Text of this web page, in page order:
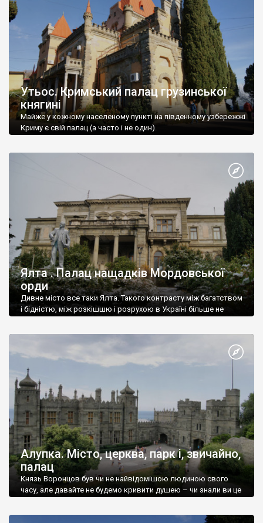
Утьос. Кримський палац грузинської
княгині
Майже у кожному населеному пункті на південному узбережжі
Криму є свій палац (а часто і не один).
Ялта . Палац нащадків Мордовської
орди
Дивне місто все таки Ялта. Такого контрасту між багатством
і бідністю, між розкішшю і розрухою в Україні більше не
Алупка. Місто, церква, парк і, звичайно,
палац
Князь Воронцов був чи не найвідомішою людиною свого
часу, але давайте не будемо кривити душею – чи знали ви це